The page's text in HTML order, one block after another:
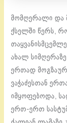
მომღერალი და
ქსელში წერს,
ახალ
ერთად
ვაჭაძესთან
იმყოფებოდა,
ერთ-ერთ